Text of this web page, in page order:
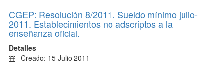
CGEP: Resolución 8/2011. Sueldo mínimo julio-
2011. Establecimientos no adscriptos a la
enseñanza oficial.
Detalles
Creado: 15 Julio 2011